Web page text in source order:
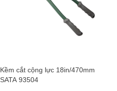
Kềm cắt cộng lực 18in/470mm
SATA 93504